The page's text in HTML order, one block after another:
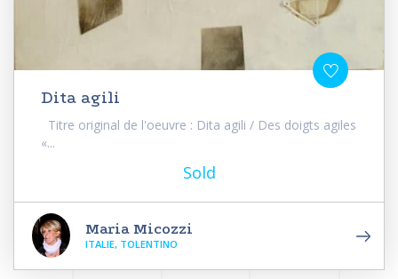
Dita agili
Titre original de l'oeuvre : Dita agili / Des doigts agiles
«...
Sold
Maria Micozzi
ITALIE, TOLENTINO